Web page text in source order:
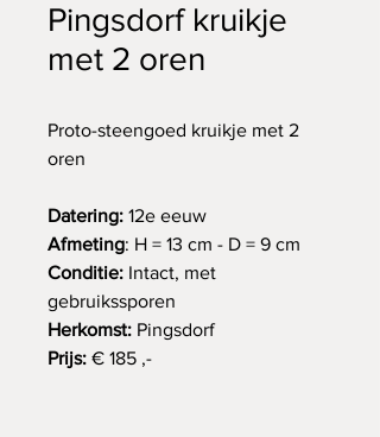
Pingsdorf kruikje
met 2 oren
Proto-steengoed kruikje met 2
oren
Datering: 12e eeuw
Afmeting: H = 13 cm - D = 9 cm
Conditie: Intact, met
gebruikssporen
Herkomst: Pingsdorf
Prijs: € 185 ,-